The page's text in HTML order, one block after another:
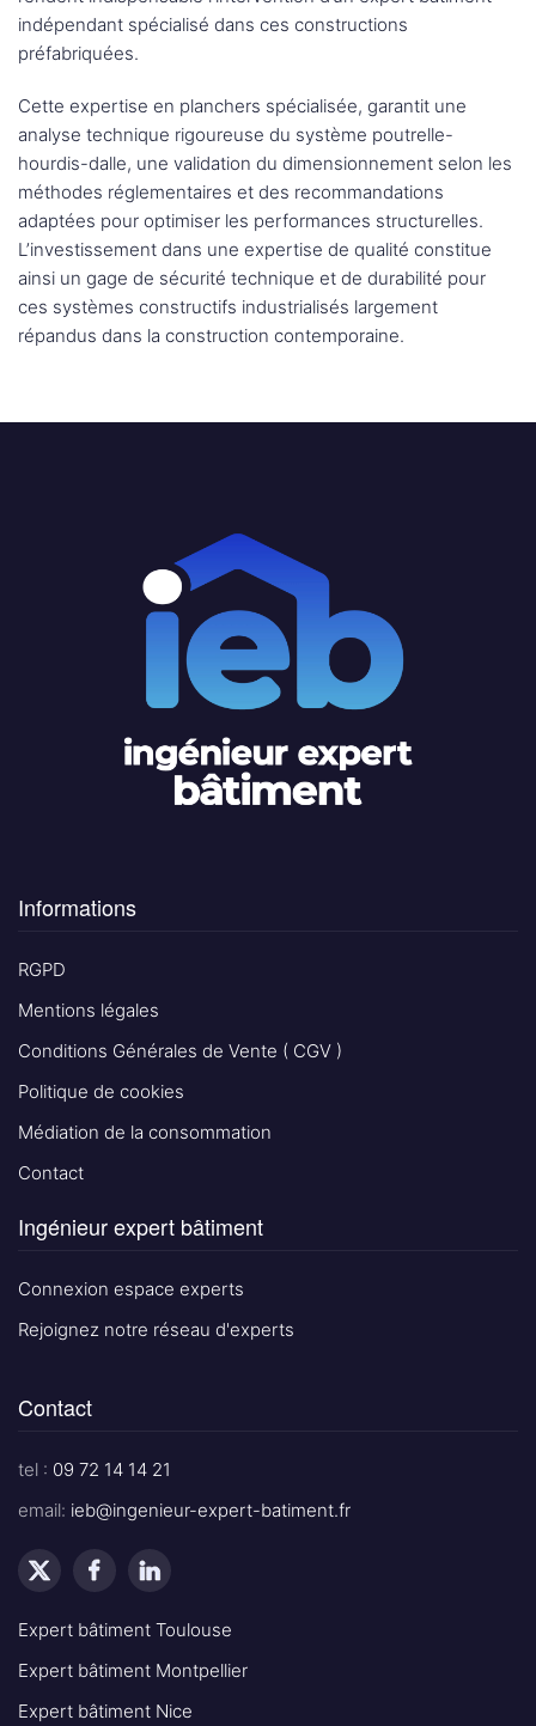
indépendant spécialisé dans ces constructions
préfabriquées.
Cette expertise en planchers spécialisée, garantit une
analyse technique rigoureuse du système poutrelle-
hourdis-dalle, une validation du dimensionnement selon les
méthodes réglementaires et des recommandations
adaptées pour optimiser les performances structurelles.
L’investissement dans une expertise de qualité constitue
ainsi un gage de sécurité technique et de durabilité pour
ces systèmes constructifs industrialisés largement
répandus dans la construction contemporaine.
Informations
RGPD
Mentions légales
Conditions Générales de Vente ( CGV )
Politique de cookies
Médiation de la consommation
Contact
Ingénieur expert bâtiment
Connexion espace experts
Rejoignez notre réseau d'experts
Contact
tel : 09 72 14 14 21
email: ieb@ingenieur-expert-batiment.fr
Expert bâtiment Toulouse
Expert bâtiment Montpellier
Expert bâtiment Nice